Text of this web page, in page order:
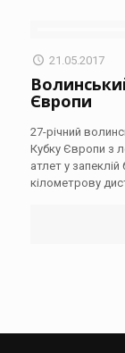
21.05.2017
Європи
27-річний
Кубку Європи з
атлет у
кілометрову